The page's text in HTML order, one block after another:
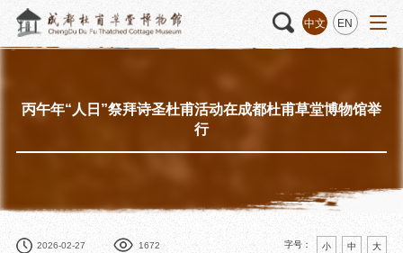
中文 EN
“人日游草堂”系列文化活动
数字资源
捐赠名录
丙午年“人日”祭拜诗圣杜甫活动在成都杜甫草堂博物馆举
行
2026-02-27 1672 字号： 小 中 大